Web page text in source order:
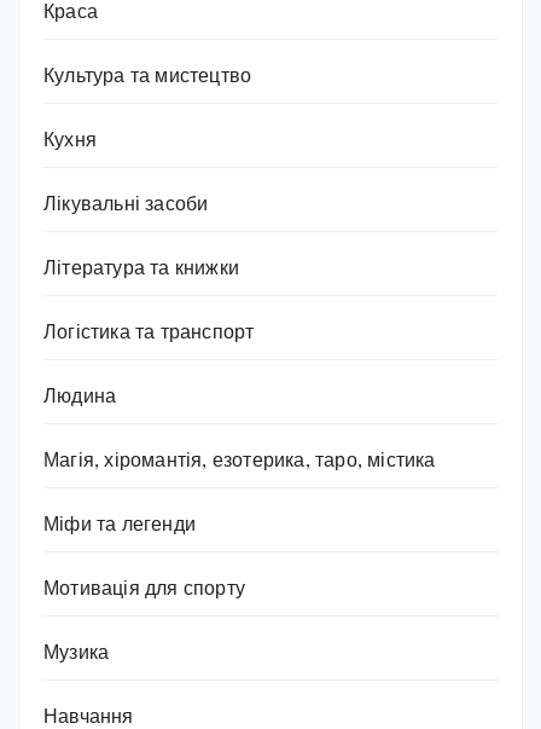
Краса
Культура та мистецтво
Кухня
Лікувальні засоби
Література та книжки
Логістика та транспорт
Людина
Магія, хіромантія, езотерика, таро, містика
Міфи та легенди
Мотивація для спорту
Музика
Навчання